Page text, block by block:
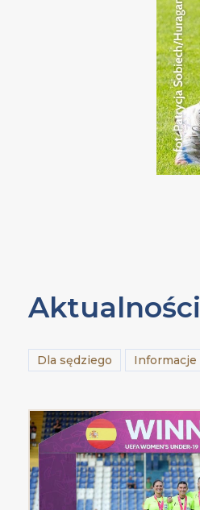
Aktualności
Dla sędziego Informacje